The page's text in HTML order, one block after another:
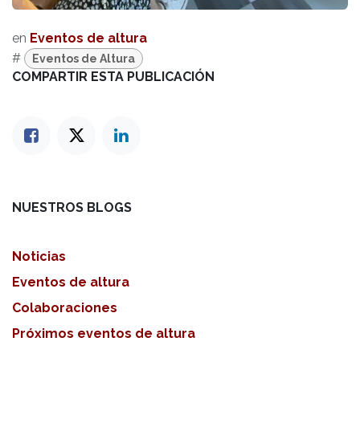
en Eventos de altura
#
Eventos de Altura
COMPARTIR ESTA PUBLICACIÓN
NUESTROS BLOGS
Noticias
Eventos de altura
Colaboraciones
Próximos eventos de altura